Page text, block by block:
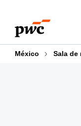
content
footer
México Sala de